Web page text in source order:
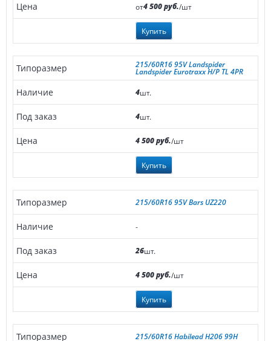
от4 500 руб./шт
Купить
215/60R16 95V Landspider
Landspider Eurotraxx H/P TL 4PR
4шт.
4шт.
4 500 руб./шт
Купить
215/60R16 95V Bars UZ220
-
26шт.
4 500 руб./шт
Купить
215/60R16 Habilead H206 99H